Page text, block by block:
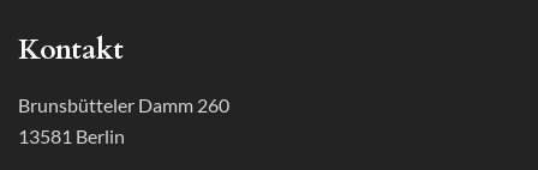
Kontakt
Brunsbütteler Damm 260
13581 Berlin